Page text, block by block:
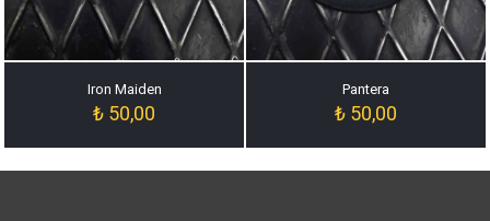
Iron Maiden
₺ 50,00
Pantera
₺ 50,00